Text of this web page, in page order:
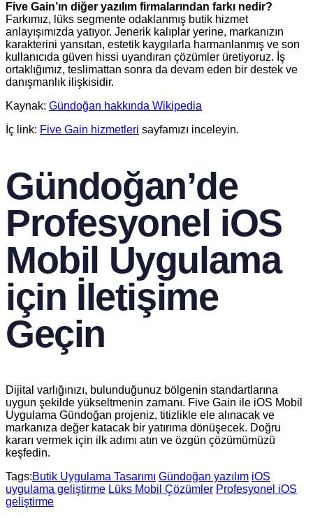
Five Gain’ın diğer yazılım firmalarından farkı nedir?
Farkımız, lüks segmente odaklanmış butik hizmet
anlayışımızda yatıyor. Jenerik kalıplar yerine, markanızın
karakterini yansıtan, estetik kaygılarla harmanlanmış ve son
kullanıcıda güven hissi uyandıran çözümler üretiyoruz. İş
ortaklığımız, teslimattan sonra da devam eden bir destek ve
danışmanlık ilişkisidir.
Kaynak: Gündoğan hakkında Wikipedia
İç link: Five Gain hizmetleri sayfamızı inceleyin.
Gündoğan’de
Profesyonel iOS
Mobil Uygulama
için İletişime
Geçin
Dijital varlığınızı, bulunduğunuz bölgenin standartlarına
uygun şekilde yükseltmenin zamanı. Five Gain ile iOS Mobil
Uygulama Gündoğan projeniz, titizlikle ele alınacak ve
markanıza değer katacak bir yatırıma dönüşecek. Doğru
kararı vermek için ilk adımı atın ve özgün çözümümüzü
keşfedin.
Tags:Butik Uygulama Tasarımı Gündoğan yazılım iOS
uygulama geliştirme Lüks Mobil Çözümler Profesyonel iOS
geliştirme